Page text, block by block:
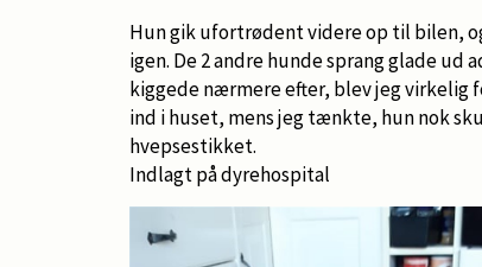
Hun gik ufortrødent videre op til bilen,
igen. De 2 andre hunde sprang glade ud
kiggede nærmere efter, blev jeg
ind i huset, mens jeg tænkte, hun nok
hvepsestikket.
Indlagt på dyrehospital